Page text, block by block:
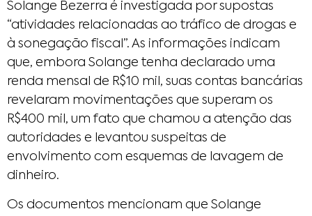
Solange Bezerra é investigada por supostas
“atividades relacionadas ao tráfico de drogas e
à sonegação fiscal”. As informações indicam
que, embora Solange tenha declarado uma
renda mensal de R$10 mil, suas contas bancárias
revelaram movimentações que superam os
R$400 mil, um fato que chamou a atenção das
autoridades e levantou suspeitas de
envolvimento com esquemas de lavagem de
dinheiro.
Os documentos mencionam que Solange